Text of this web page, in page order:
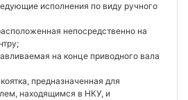
исполнения по виду ручного
непосредственно на
на конце приводного вала
предназначенная для
находящимся в НКУ, и